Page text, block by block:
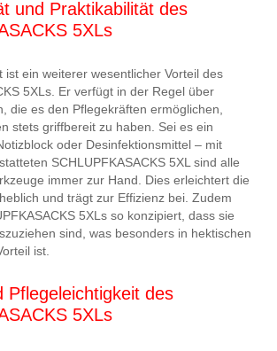
und Praktikabilität des
5XLs
ist ein weiterer wesentlicher Vorteil des
5XLs. Er verfügt in der Regel über
die es den Pflegekräften ermöglichen,
stets griffbereit zu haben. Sei es ein
oder Desinfektionsmittel – mit
SCHLUPFKASACKS 5XL sind alle
immer zur Hand. Dies erleichtert die
und trägt zur Effizienz bei. Zudem
5XLs so konzipiert, dass sie
sind, was besonders in hektischen
ist.
Pflegeleichtigkeit des
5XLs